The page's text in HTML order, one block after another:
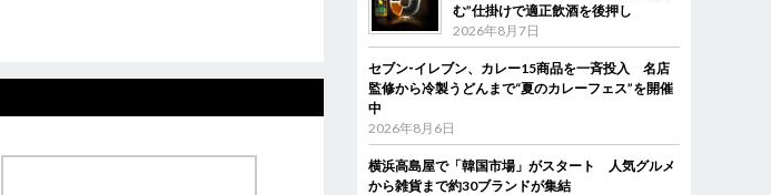
む”仕掛けで適正飲酒を後押し
2026年8月7日
セブン‐イレブン、カレー15商品を一斉投入 名店
監修から冷製うどんまで“夏のカレーフェス”を開催
中
2026年8月6日
横浜高島屋で「韓国市場」がスタート 人気グルメ
から雑貨まで約30ブランドが集結